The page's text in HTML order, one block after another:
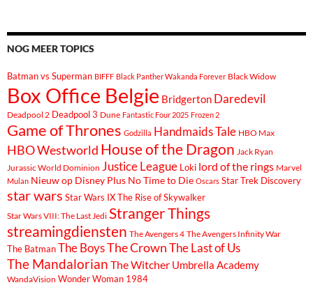
NOG MEER TOPICS
Batman vs Superman BIFFF Black Panther Wakanda Forever Black Widow
Box Office Belgie Bridgerton Daredevil
Deadpool 2 Deadpool 3 Dune Fantastic Four 2025 Frozen 2
Game of Thrones Godzilla Handmaids Tale HBO Max
HBO Westworld House of the Dragon Jack Ryan
Jurassic World Dominion Justice League Loki lord of the rings Marvel
Mulan Nieuw op Disney Plus No Time to Die Oscars Star Trek Discovery
star wars Star Wars IX The Rise of Skywalker
Star Wars VIII: The Last Jedi Stranger Things
streamingdiensten The Avengers 4 The Avengers Infinity War
The BatmanThe BoysThe CrownThe Last of Us
The Mandalorian The Witcher Umbrella Academy
WandaVision Wonder Woman 1984